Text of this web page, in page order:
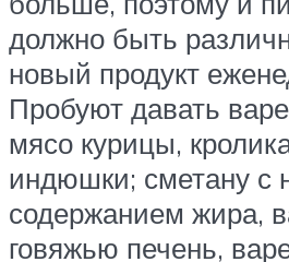
должно быть
новый продукт
Пробуют давать
мясо курицы,
индюшки; сметану с
содержанием жира,
говяжью печень,